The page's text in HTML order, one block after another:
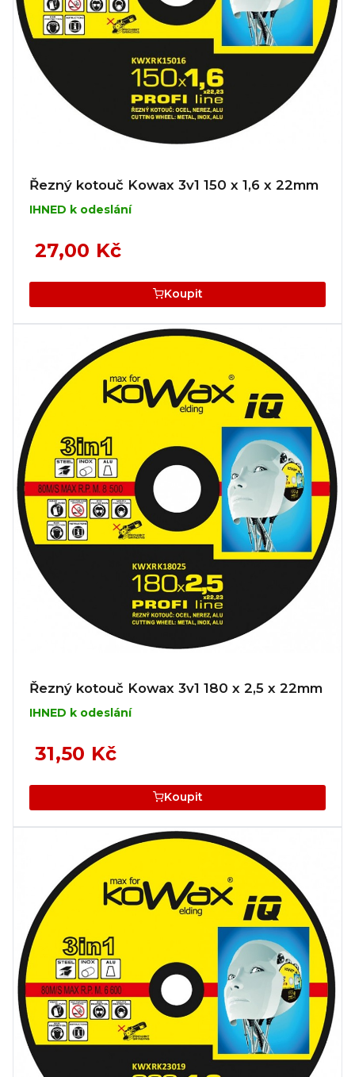
Řezný kotouč Kowax 3v1 150 x 1,6 x 22mm
IHNED k odeslání
27,00 Kč
Koupit
Řezný kotouč Kowax 3v1 180 x 2,5 x 22mm
IHNED k odeslání
31,50 Kč
Koupit